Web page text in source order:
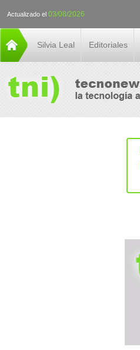
Actualizado el 03/08/2026
Silvia Leal Editoriales